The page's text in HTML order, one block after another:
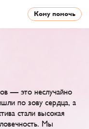
Кому помочь
— это неслучайно
по зову сердца, а
стали высокая
Мы